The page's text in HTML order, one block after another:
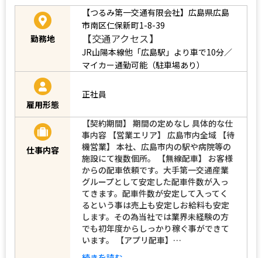
【つるみ第一交通有限会社】広島県広島
市南区仁保新町1-8-39
【交通アクセス】
JR山陽本線他「広島駅」より車で10分／
雇用形態
【契約期間】 期間の定めなし 具体的な仕
事内容 【営業エリア】 広島市内全域 【待
機営業】 本社、広島市内の駅や病院等の
施設にて複数個所。 【無線配車】 お客様
からの配車依頼です。大手第一交通産業
グループとして安定した配車件数が入っ
てきます。配車件数が安定して入ってく
るという事は売上も安定しお給料も安定
します。その為当社では業界未経験の方
でも初年度からしっかり稼ぐ事ができて
います。 【アプリ配車】…